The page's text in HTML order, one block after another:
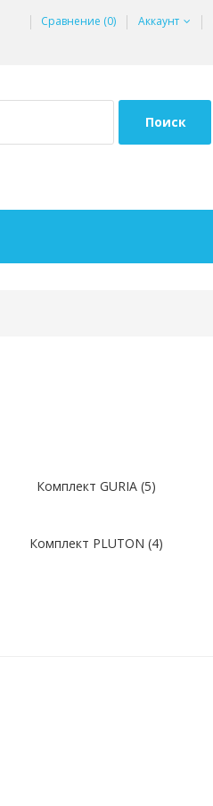
Сравнение (0) Аккаунт
Поиск
Комплект GURIA (5)
Комплект PLUTON (4)